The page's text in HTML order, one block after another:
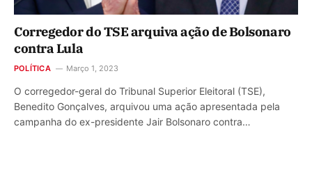
Corregedor do TSE arquiva ação de Bolsonaro
contra Lula
POLÍTICA Março 1, 2023
O corregedor-geral do Tribunal Superior Eleitoral (TSE),
Benedito Gonçalves, arquivou uma ação apresentada pela
campanha do ex-presidente Jair Bolsonaro contra…